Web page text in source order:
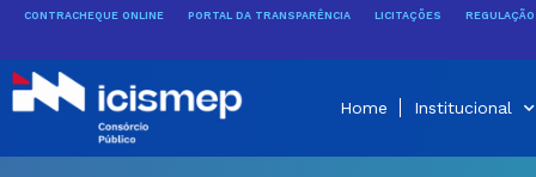
conteúdo
CONTRACHEQUE ONLINE PORTAL DA TRANSPARÊNCIA LICITAÇÕES
Home Institucional